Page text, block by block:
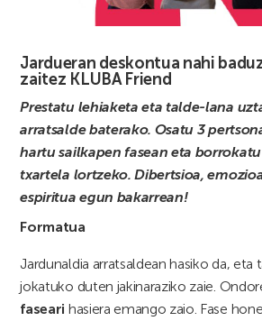
Jardueran deskontua nahi
zaitez KLUBA Friend
Prestatu lehiaketa eta talde-lana
arratsalde baterako. Osatu 3
hartu sailkapen fasean eta
txartela lortzeko. Dibertsioa,
espiritua egun bakarrean!
Formatua
Jardunaldia arratsaldean hasiko da, eta
jokatuko duten jakinaraziko zaie.
faseari hasiera emango zaio. Fase